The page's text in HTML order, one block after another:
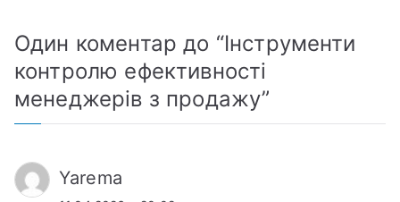
Один коментар до “Інструменти
контролю ефективності
менеджерів з продажу”
Yarema